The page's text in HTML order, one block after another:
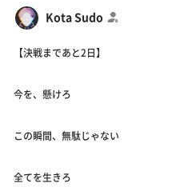
Kota Sudo
【決戦まであと2日】
今を、懸けろ
この瞬間、無駄じゃない
全てを生きろ